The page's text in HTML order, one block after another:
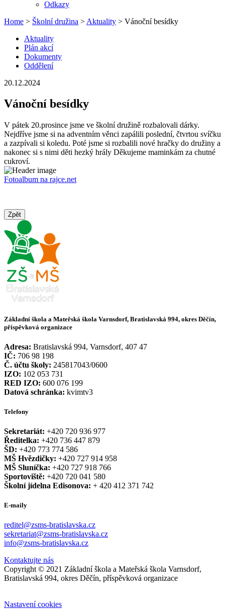
Odkazy
Home > Školní družina > Aktuality > Vánoční besídky
Aktuality
Plán akcí
Dokumenty
Oddělení
20.12.2024
Vánoční besídky
V pátek 20.prosince jsme ve školní družině rozbalovali dárky.
Nejdříve jsme si na adventním věnci zapálili poslední, čtvrtou svíčku
a zazpívali si koledu. Poté jsme si rozbalili nové hračky do družiny a
nakonec si s nimi děti hezký hrály Děkujeme maminkám za chutné
cukroví.
Fotoalbum na rajce.net
Zpět
Základní škola a Mateřská škola Varnsdorf, Bratislavská 994, okres Děčín,
příspěvková organizace
Adresa: Bratislavská 994, Varnsdorf, 407 47
IČ: 706 98 198
Č. účtu školy: 245817043/0600
IZO: 102 053 731
RED IZO: 600 076 199
Datová schránka: kvimtv3
Telefony
Sekretariát: +420 720 936 977
Ředitelka: +420 736 447 879
ŠD: +420 773 774 586
MŠ Hvězdičky: +420 727 914 958
MŠ Sluníčka: +420 727 918 766
Sportoviště: +420 720 041 580
Školní jídelna Edisonova: + 420 412 371 742
E-maily
reditel@zsms-bratislavska.cz
sekretariat@zsms-bratislavska.cz
info@zsms-bratislavska.cz
Kontaktujte nás
Copyright © 2021 Základní škola a Mateřská škola Varnsdorf,
Bratislavská 994, okres Děčín, příspěvková organizace
Nastavení cookies